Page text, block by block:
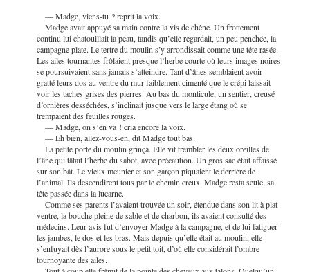
— Madge, viens-tu ? reprit la voix.
Madge avait appuyé sa main contre la vis de chêne. Un frottement
continu lui chatouillait la peau, tandis qu’elle regardait, un peu penchée, la
campagne plate. Le tertre du moulin s’y arrondissait comme une tête rasée.
Les ailes tournantes frôlaient presque l’herbe courte où leurs images noires
se poursuivaient sans jamais s’atteindre. Tant d’ânes semblaient avoir
gratté leurs dos au ventre du mur faiblement cimenté que le crépi laissait
voir les taches grises des pierres. Au bas du monticule, un sentier, creusé
d’ornières desséchées, s’inclinait jusque vers le large étang où se
trempaient des feuilles rouges.
— Madge, on s’en va ! cria encore la voix.
— Eh bien, allez-vous-en, dit Madge tout bas.
La petite porte du moulin grinça. Elle vit trembler les deux oreilles de
l’âne qui tâtait l’herbe du sabot, avec précaution. Un gros sac était affaissé
sur son bât. Le vieux meunier et son garçon piquaient le derrière de
l’animal. Ils descendirent tous par le chemin creux. Madge resta seule, sa
tête passée dans la lucarne.
Comme ses parents l’avaient trouvée un soir, étendue dans son lit à plat
ventre, la bouche pleine de sable et de charbon, ils avaient consulté des
médecins. Leur avis fut d’envoyer Madge à la campagne, et de lui fatiguer
les jambes, le dos et les bras. Mais depuis qu’elle était au moulin, elle
s’enfuyait dès l’aurore sous le petit toit, d’où elle considérait l’ombre
tournoyante des ailes.